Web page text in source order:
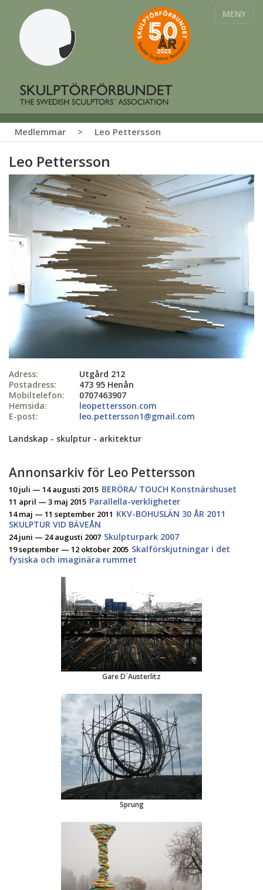
MENY
Medlemmar > Leo Pettersson
Leo Pettersson
Adress:
Utgård 212
Postadress:
473 95 Henån
Mobiltelefon:
0707463907
Hemsida:
leopettersson.com
E-post:
leo.pettersson1@gmail.com
Landskap - skulptur - arkitektur
Annonsarkiv för Leo Pettersson
10 juli — 14 augusti 2015 BERÖRA/ TOUCH Konstnärshuset
11 april — 3 maj 2015 Parallella-verkligheter
14 maj — 11 september 2011 KKV-BOHUSLÄN 30 ÅR 2011
SKULPTUR VID BÄVEÅN
24 juni — 24 augusti 2007 Skulpturpark 2007
19 september — 12 oktober 2005 Skalförskjutningar i det
fysiska och imaginära rummet
Gare D´Austerlitz
Sprung